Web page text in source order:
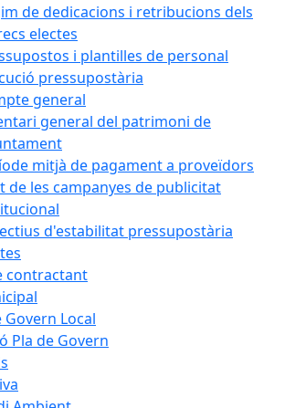
de dedicacions i retribucions dels
electes
i plantilles de personal
pressupostària
general
general del patrimoni de
mitjà de pagament a proveïdors
de les campanyes de publicitat
d'estabilitat pressupostària
contractant
Govern Local
Pla de Govern